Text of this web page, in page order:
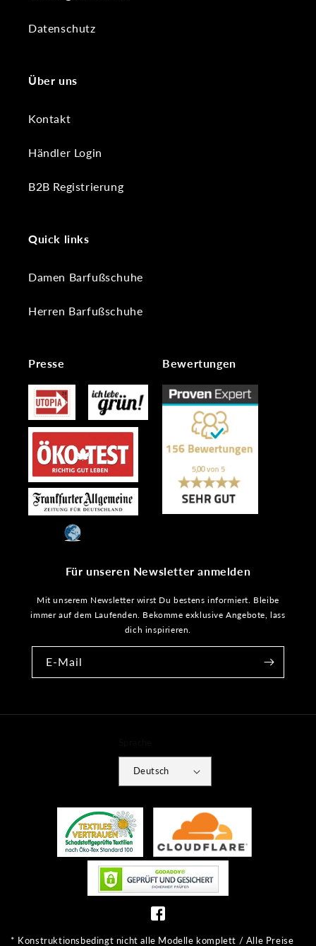
Datenschutz
Über uns
Kontakt
Händler Login
B2B Registrierung
Quick links
Damen Barfußschuhe
Herren Barfußschuhe
Presse Bewertungen
Für unseren Newsletter anmelden
Mit unserem Newsletter wirst Du bestens informiert. Bleibe
immer auf dem Laufenden. Bekomme exklusive Angebote, lass
dich inspirieren.
E-Mail
Deutsch
Zahlungsmethoden
* Konstruktionsbedingt nicht alle Modelle komplett / Alle Preise